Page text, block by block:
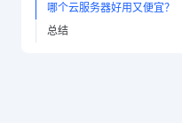
哪个云服务器好用又便宜？
总结